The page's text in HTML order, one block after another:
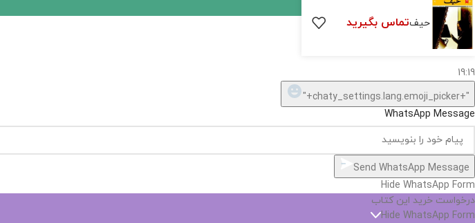
حیفتماس بگیریدکارشناس فروش
سلام, چطور میتونم کمکتون کنم؟
19:19
"+chaty_settings.lang.emoji_picker+"
WhatsApp Message
Send WhatsApp Message
Hide WhatsApp Form
درخواست خرید این کتاب
Hide WhatsApp Form